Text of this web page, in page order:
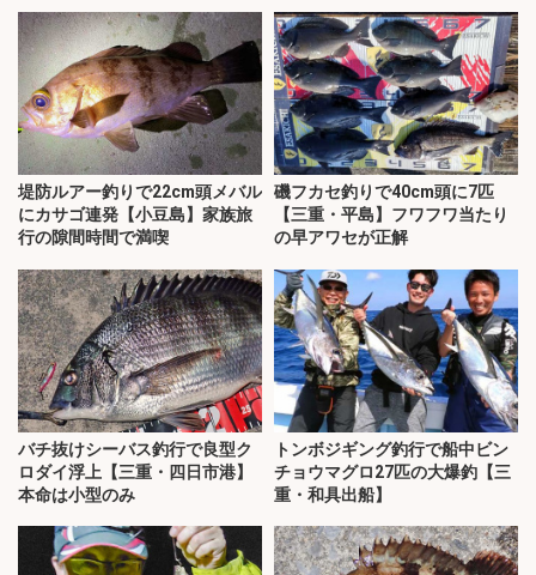
堤防ルアー釣りで22cm頭メバル
にカサゴ連発【小豆島】家族旅
行の隙間時間で満喫
磯フカセ釣りで40cm頭に7匹
【三重・平島】フワフワ当たり
の早アワセが正解
バチ抜けシーバス釣行で良型ク
ロダイ浮上【三重・四日市港】
本命は小型のみ
トンボジギング釣行で船中ビン
チョウマグロ27匹の大爆釣【三
重・和具出船】